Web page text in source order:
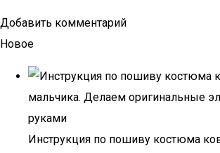
Добавить комментарий
Новое
Инструкция по пошиву костюма